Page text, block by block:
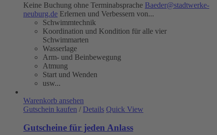
Keine Buchung ohne Terminabsprache Baeder@stadtwerke-
neuburg.de Erlernen und Verbessern von...
Schwimmtechnik
Koordination und Kondition für alle vier
Schwimmarten
Wasserlage
Arm- und Beinbewegung
Atmung
Start und Wenden
usw...
Warenkorb ansehen
Gutschein kaufen / Details Quick View
Gutscheine für jeden Anlass